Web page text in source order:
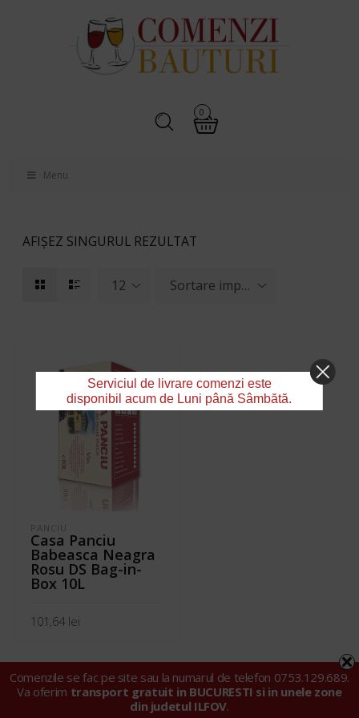
0
Menu
AFIȘEZ SINGURUL REZULTAT
12 Sortare implicită
PANCIU
Casa Panciu
Babeasca Neagra
Rosu DS Bag-in-
Box 10L
101,64 lei
Comenzile se fac pe site sau la numarul de telefon 0753.129.689.
Va oferim transport gratuit in BUCURESTI si in unele zone
din judetul ILFOV.
Serviciul de livrare comenzi este
disponibil acum de Luni până Sâmbătă.